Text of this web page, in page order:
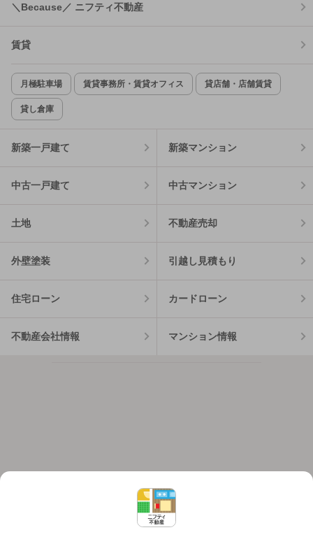
＼Because／ ニフティ不動産
賃貸
月極駐車場 賃貸事務所・賃貸オフィス 貸店舗・店舗賃貸
貸し倉庫
新築一戸建て 新築マンション
中古一戸建て 中古マンション
土地 不動産売却
外壁塗装 引越し見積もり
住宅ローン カードローン
不動産会社情報 マンション情報